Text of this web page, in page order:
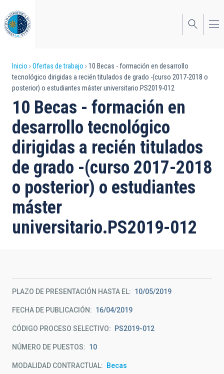
al
contenido
principal
Sobrescribir
enlaces
de
ayuda
a
la
navegación
Inicio Ofertas de trabajo
10 Becas - formación en desarrollo
tecnológico dirigidas a recién titulados de grado -(curso 2017-2018 o
posterior) o estudiantes máster universitario.PS2019-012
10 Becas - formación en
desarrollo tecnológico
dirigidas a recién titulados
de grado -(curso 2017-2018
o posterior) o estudiantes
máster
universitario.PS2019-012
PLAZO DE PRESENTACIÓN HASTA EL 10/05/2019
FECHA DE PUBLICACIÓN 16/04/2019
CÓDIGO PROCESO SELECTIVO PS2019-012
NÚMERO DE PUESTOS 10
MODALIDAD CONTRACTUAL Becas